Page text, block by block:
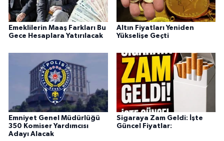
Emeklilerin Maaş Farkları Bu
Gece Hesaplara Yatırılacak
Altın Fiyatları Yeniden
Yükselişe Geçti
Emniyet Genel Müdürlüğü
350 Komiser Yardımcısı
Adayı Alacak
Sigaraya Zam Geldi: İşte
Güncel Fiyatlar: